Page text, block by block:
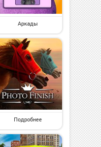
Аркады
Подробнее